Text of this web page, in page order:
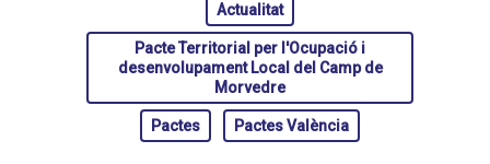
Actualitat
Pacte Territorial per l'Ocupació i
desenvolupament Local del Camp de
Morvedre
Pactes Pactes València